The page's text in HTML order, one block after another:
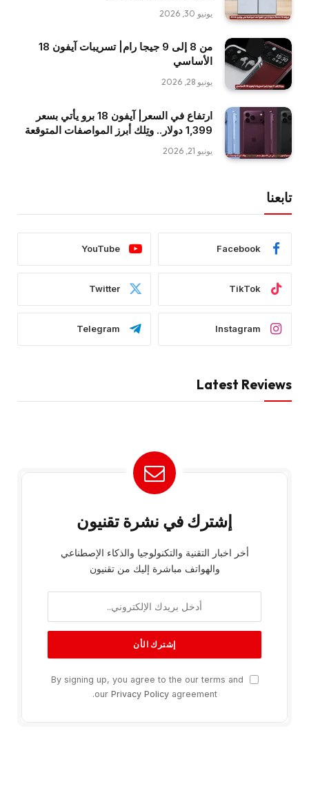
يونيو 30, 2026
من 8 إلى 9 جيجا رام| تسريبات آيفون 18
الأساسي
يونيو 28, 2026
ارتفاع في السعر| آيفون 18 برو يأتي بسعر
1,399 دولار.. وتِلك أبرز المواصفات المتوقعة
يونيو 21, 2026
تابعنا
Facebook
YouTube
TikTok
Twitter
Instagram
Telegram
Latest Reviews
إشترك في نشرة تقنيون
أخر اخبار التقنية والتكنولوجيا والذكاء الإصطناعي
والهواتف مباشرة إليك من تقنيون
By signing up, you agree to the our terms and
our Privacy Policyagreement.